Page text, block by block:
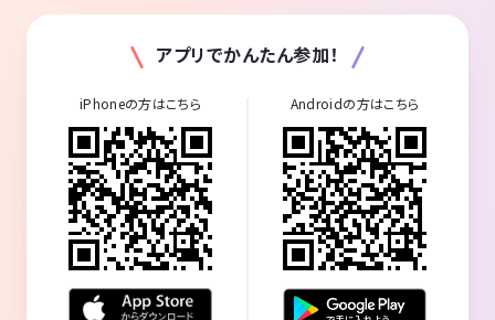
アプリでかんたん参加！
iPhoneの方はこちら Androidの方はこちら